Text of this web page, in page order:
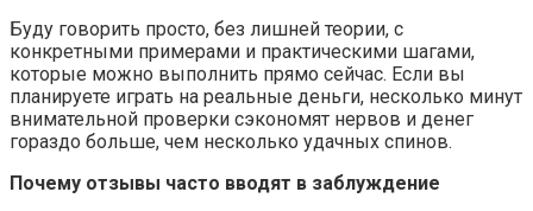
Буду говорить просто, без лишней теории, с
конкретными примерами и практическими шагами,
которые можно выполнить прямо сейчас. Если вы
планируете играть на реальные деньги, несколько минут
внимательной проверки сэкономят нервов и денег
гораздо больше, чем несколько удачных спинов.
Почему отзывы часто вводят в заблуждение